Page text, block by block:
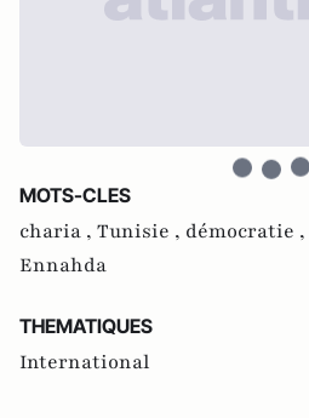
MOTS-CLES
charia , Tunisie , démocratie ,
Ennahda
THEMATIQUES
International